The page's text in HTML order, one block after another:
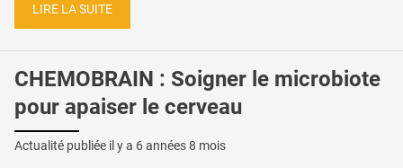
LIRE LA SUITE
CHEMOBRAIN : Soigner le microbiote
pour apaiser le cerveau
Actualité publiée il y a 6 années 8 mois